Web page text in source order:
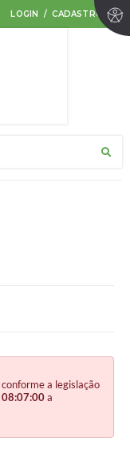
LOGIN / CADASTRO
a legislação
a